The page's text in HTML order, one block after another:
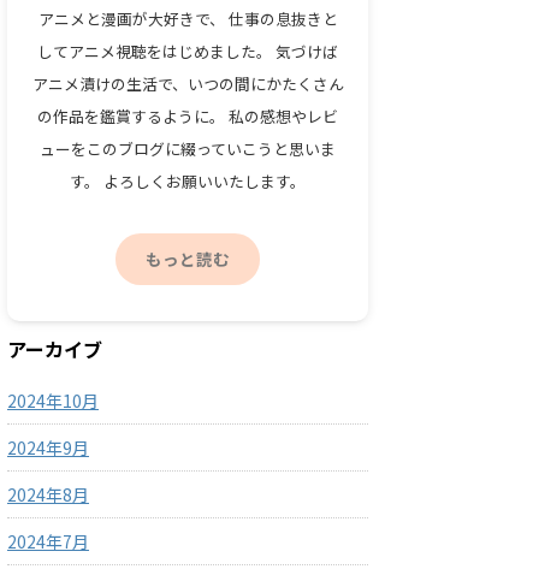
アニメと漫画が大好きで、 仕事の息抜きと
してアニメ視聴をはじめました。 気づけば
アニメ漬けの生活で、いつの間にかたくさん
の作品を鑑賞するように。 私の感想やレビ
ューをこのブログに綴っていこうと思いま
す。 よろしくお願いいたします。
もっと読む
アーカイブ
2024年10月
2024年9月
2024年8月
2024年7月